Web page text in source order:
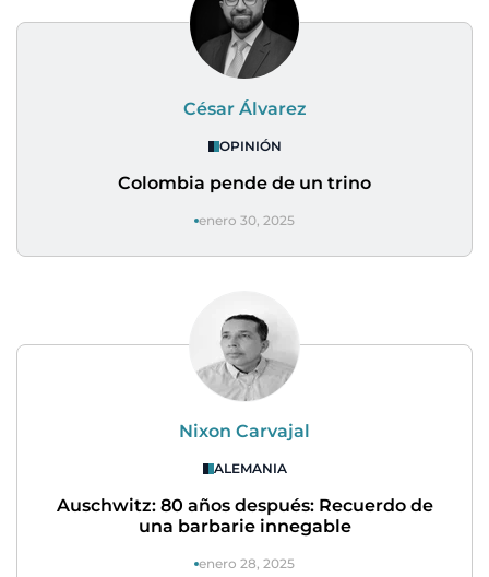
César Álvarez
OPINIÓN
Colombia pende de un trino
enero 30, 2025
Nixon Carvajal
ALEMANIA
Auschwitz: 80 años después: Recuerdo de
una barbarie innegable
enero 28, 2025